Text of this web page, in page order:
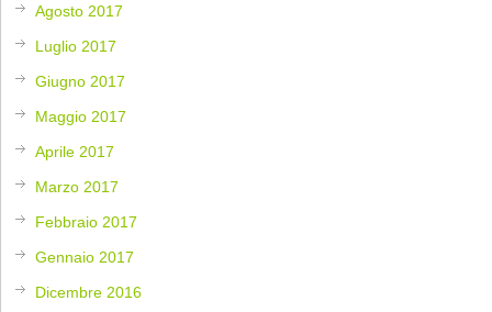
Agosto 2017
Luglio 2017
Giugno 2017
Maggio 2017
Aprile 2017
Marzo 2017
Febbraio 2017
Gennaio 2017
Dicembre 2016